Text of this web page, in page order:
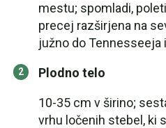
mestu; spomladi,
precej razširjena na
južno do Tennesseeja
Plodno telo
10-35 cm v širino;
vrhu ločenih stebel, ki